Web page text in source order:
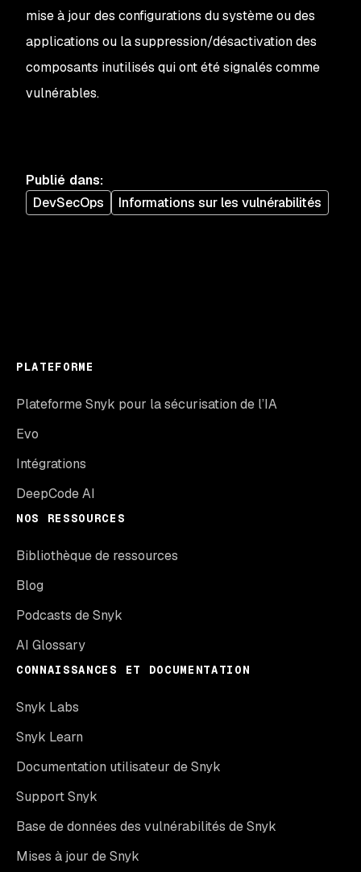
mise à jour des configurations du système ou des
applications ou la suppression/désactivation des
composants inutilisés qui ont été signalés comme
vulnérables.
Publié dans:
DevSecOps
Informations sur les vulnérabilités
PLATEFORME
Plateforme Snyk pour la sécurisation de l’IA
Evo
Intégrations
DeepCode AI
NOS RESSOURCES
Bibliothèque de ressources
Blog
Podcasts de Snyk
AI Glossary
CONNAISSANCES ET DOCUMENTATION
Snyk Labs
Snyk Learn
Documentation utilisateur de Snyk
Support Snyk
Base de données des vulnérabilités de Snyk
Mises à jour de Snyk